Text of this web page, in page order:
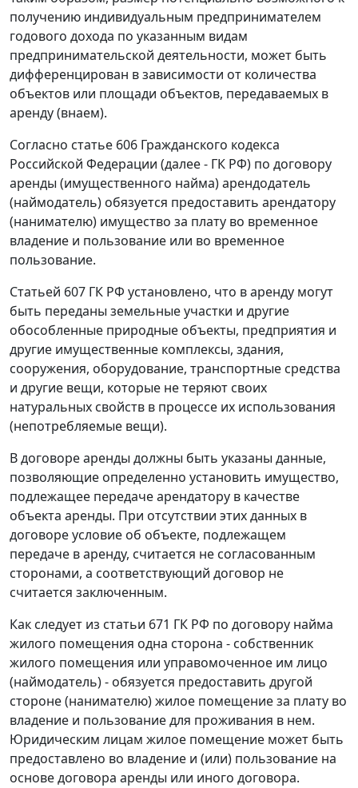
получению индивидуальным предпринимателем
годового дохода по указанным видам
предпринимательской деятельности, может быть
дифференцирован в зависимости от количества
объектов или площади объектов, передаваемых в
аренду (внаем).
Согласно статье 606 Гражданского кодекса
Российской Федерации (далее - ГК РФ) по договору
аренды (имущественного найма) арендодатель
(наймодатель) обязуется предоставить арендатору
(нанимателю) имущество за плату во временное
владение и пользование или во временное
пользование.
Статьей 607 ГК РФ установлено, что в аренду могут
быть переданы земельные участки и другие
обособленные природные объекты, предприятия и
другие имущественные комплексы, здания,
сооружения, оборудование, транспортные средства
и другие вещи, которые не теряют своих
натуральных свойств в процессе их использования
(непотребляемые вещи).
В договоре аренды должны быть указаны данные,
позволяющие определенно установить имущество,
подлежащее передаче арендатору в качестве
объекта аренды. При отсутствии этих данных в
договоре условие об объекте, подлежащем
передаче в аренду, считается не согласованным
сторонами, а соответствующий договор не
считается заключенным.
Как следует из статьи 671 ГК РФ по договору найма
жилого помещения одна сторона - собственник
жилого помещения или управомоченное им лицо
(наймодатель) - обязуется предоставить другой
стороне (нанимателю) жилое помещение за плату во
владение и пользование для проживания в нем.
Юридическим лицам жилое помещение может быть
предоставлено во владение и (или) пользование на
основе договора аренды или иного договора.